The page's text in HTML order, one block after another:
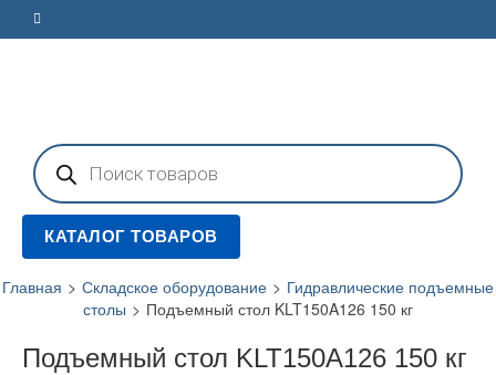
Поиск
товаров
КАТАЛОГ ТОВАРОВ
Главная > Складское оборудование > Гидравлические подъемные
столы > Подъемный стол KLT150A126 150 кг
Подъемный стол KLT150A126 150 кг